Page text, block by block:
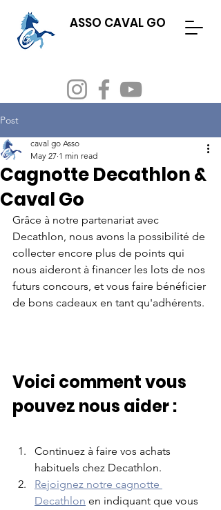
ASSO CAVAL GO
Post
Cagnotte Decathlon &
Caval Go
caval go Asso
May 27 1 min read
Grâce à notre partenariat avec
Decathlon, nous avons la possibilité de
collecter encore plus de points qui
nous aideront à financer les lots de nos
futurs concours, et vous faire bénéficier
de bons cadeaux en tant qu'adhérents.
Voici comment vous
pouvez nous aider :
Continuez à faire vos achats
habituels chez Decathlon.
Rejoignez notre cagnotte
Decathlon en indiquant que vous